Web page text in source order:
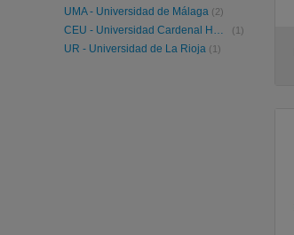
UMA - Universidad de Málaga (2)
CEU - Universidad Cardenal Herrera (1)
UR - Universidad de La Rioja (1)